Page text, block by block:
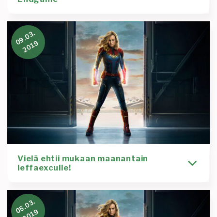
4.5.
Perinteiseen tapaan Asteriskin hyvinvointiviikoilla
4.5. klo 18:00 lähdetään katsomaan Avengers
Endgame -yksityisnäytöstä Kino Dianaan! Vapun
Kirjoittaja
Roosa Virta
Tapahtuma
Avengers endgame
Hyvinvointipäivät
Kino Diana
leffaexcu vappu
yksityisnäytös
Lue lisää
:
goes
Endgame
09.03.
2019
Vielä ehtii mukaan maanantain
leffaexculle!
Hei riskit ja kaikki teirän kamuset! Ylihuomenna
maanantaina 11.3. mennään Digitin porukan kanssa
05.03.